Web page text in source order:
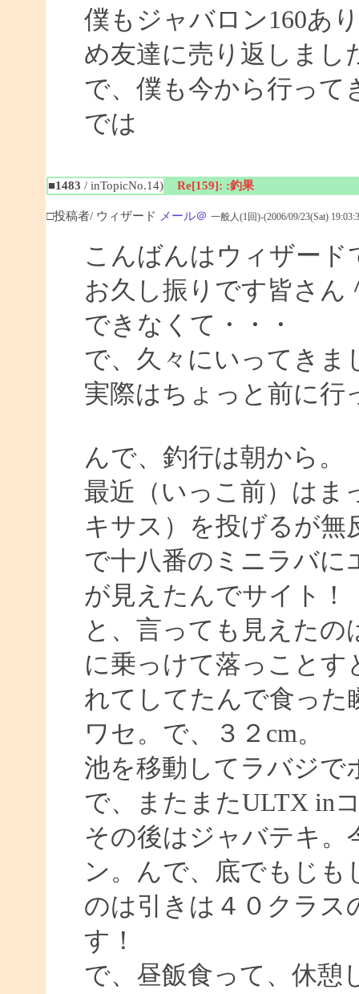
僕もジャバロン160あ
め友達に売り返しまし
で、僕も今から行って
では
■1483 / inTopicNo.14) Re[159]: :釣果
□投稿者/ ウィザード メール＠ 一般人(1回)-(2006/09/23(Sat)
こんばんはウィザード
お久し振りです皆さん
できなくて・・・
で、久々にいってきま
実際はちょっと前に行
んで、釣行は朝から。
最近（いっこ前）はま
キサス）を投げるが無
で十八番のミニラバに
が見えたんでサイト！
と、言っても見えた
に乗っけて落っこと
れてしてたんで食った
ワセ。で、３２cm。
池を移動してラバジで
で、またまたULTX in
その後はジャバテキ。
ン。んで、底でもじ
のは引きは４０クラス
す！
で、昼飯食って、休憩